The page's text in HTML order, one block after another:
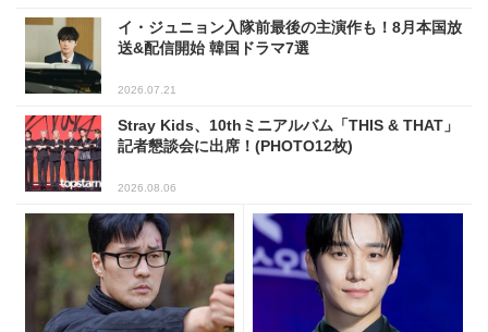
イ・ジュニョン入隊前最後の主演作も！8月本国放
送&配信開始 韓国ドラマ7選
2026.07.21
Stray Kids、10thミニアルバム「THIS & THAT」
記者懇談会に出席！(PHOTO12枚)
2026.08.06